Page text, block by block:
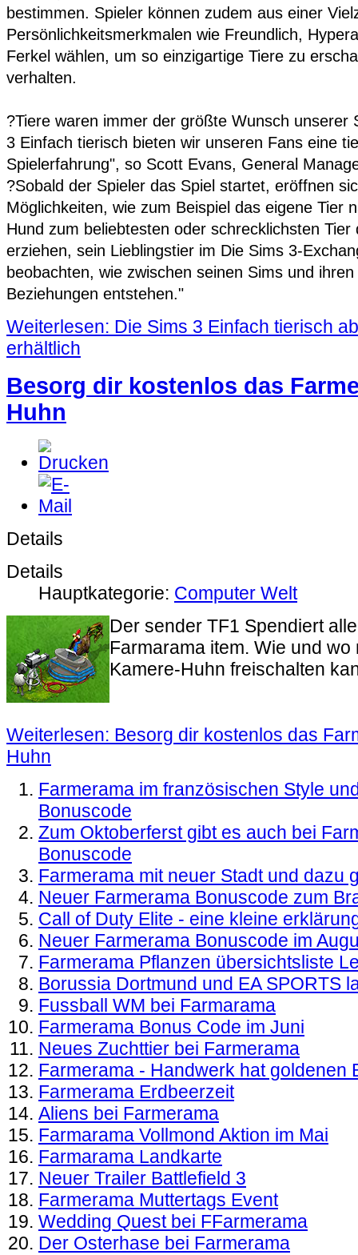
bestimmen. Spieler können zudem aus einer
Persönlichkeitsmerkmalen wie Freundlich,
Ferkel wählen, um so einzigartige Tiere zu
verhalten.
?Tiere waren immer der größte Wunsch unserer
3 Einfach tierisch bieten wir unseren Fans eine
Spielerfahrung", so Scott Evans, General
?Sobald der Spieler das Spiel startet, eröffnen
Möglichkeiten, wie zum Beispiel das eigene Tier
Hund zum beliebtesten oder schrecklichsten
erziehen, sein Lieblingstier im Die Sims 3-
beobachten, wie zwischen seinen Sims und
Beziehungen entstehen."
Weiterlesen: Die Sims 3 Einfach tierisch
erhältlich
Besorg dir kostenlos das
Huhn
Details
Details
Hauptkategorie: Computer Welt
Der sender TF1 Spendiert
Farmarama item. Wie und wo
Kamere-Huhn freischalten
Weiterlesen: Besorg dir kostenlos das
Huhn
Farmerama im französischen Style
Bonuscode
Zum Oktoberferst gibt es auch bei
Bonuscode
Farmerama mit neuer Stadt und dazu
Neuer Farmerama Bonuscode zum
Call of Duty Elite - eine kleine
Neuer Farmerama Bonuscode im
Farmerama Pflanzen übersichtsliste
Borussia Dortmund und EA SPORTS
Fussball WM bei Farmarama
Farmerama Bonus Code im Juni
Neues Zuchttier bei Farmerama
Farmerama - Handwerk hat goldenen
Farmerama Erdbeerzeit
Aliens bei Farmerama
Farmarama Vollmond Aktion im Mai
Farmarama Landkarte
Neuer Trailer Battlefield 3
Farmerama Muttertags Event
Wedding Quest bei FFarmerama
Der Osterhase bei Farmerama